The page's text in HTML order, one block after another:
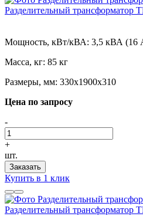
Разделительный трансформатор
Мощность, кВт/кВА: 3,5 кВА (16
Масса, кг: 85 кг
Размеры, мм: 330х1900х310
Цена по запросу
-
+
шт.
Заказать
Купить в 1 клик
Разделительный трансформатор